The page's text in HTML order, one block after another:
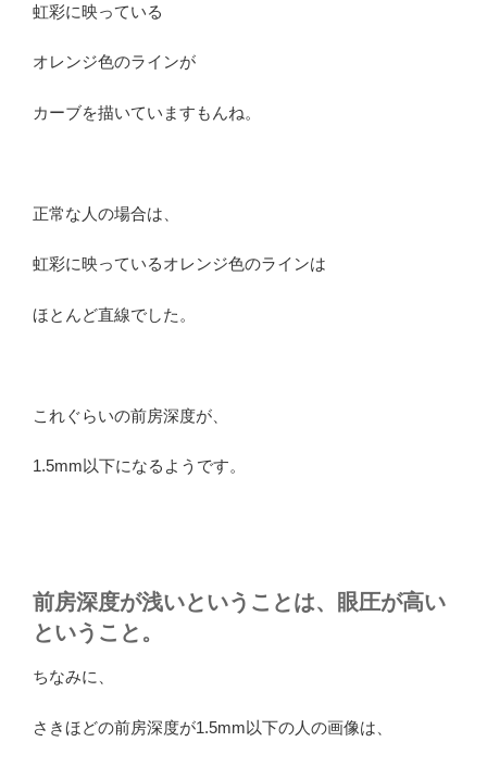
虹彩に映っている
オレンジ色のラインが
カーブを描いていますもんね。
正常な人の場合は、
虹彩に映っているオレンジ色のラインは
ほとんど直線でした。
これぐらいの前房深度が、
1.5mm以下になるようです。
前房深度が浅いということは、眼圧が高い
ということ。
ちなみに、
さきほどの前房深度が1.5mm以下の人の画像は、